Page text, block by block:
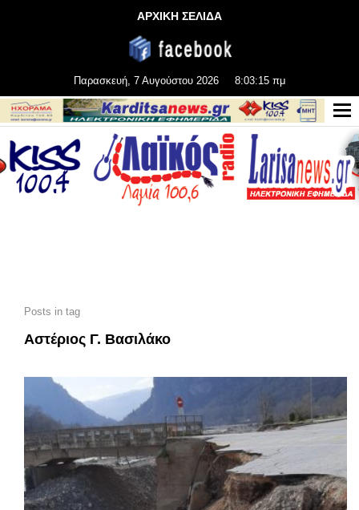
ΑΡΧΙΚΗ ΣΕΛΙΔΑ
Παρασκευή, 7 Αυγούστου 2026 8:03:15 πμ
Posts in tag
Αστέριος Γ. Βασιλάκο